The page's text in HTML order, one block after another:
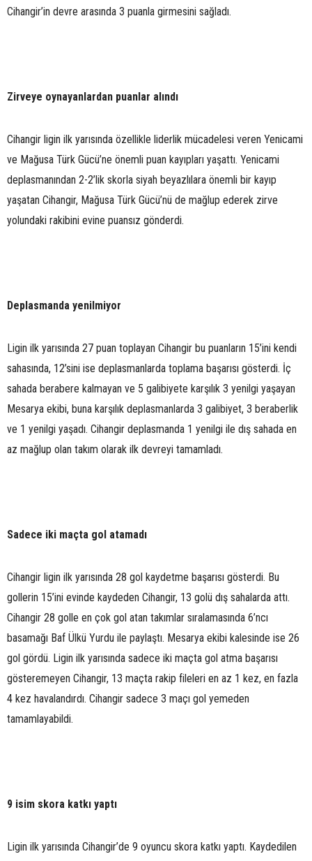
Cihangir’in devre arasında 3 puanla girmesini sağladı.
Zirveye oynayanlardan puanlar alındı
Cihangir ligin ilk yarısında özellikle liderlik mücadelesi veren Yenicami
ve Mağusa Türk Gücü’ne önemli puan kayıpları yaşattı. Yenicami
deplasmanından 2-2’lik skorla siyah beyazlılara önemli bir kayıp
yaşatan Cihangir, Mağusa Türk Gücü’nü de mağlup ederek zirve
yolundaki rakibini evine puansız gönderdi.
Deplasmanda yenilmiyor
Ligin ilk yarısında 27 puan toplayan Cihangir bu puanların 15’ini kendi
sahasında, 12’sini ise deplasmanlarda toplama başarısı gösterdi. İç
sahada berabere kalmayan ve 5 galibiyete karşılık 3 yenilgi yaşayan
Mesarya ekibi, buna karşılık deplasmanlarda 3 galibiyet, 3 beraberlik
ve 1 yenilgi yaşadı. Cihangir deplasmanda 1 yenilgi ile dış sahada en
az mağlup olan takım olarak ilk devreyi tamamladı.
Sadece iki maçta gol atamadı
Cihangir ligin ilk yarısında 28 gol kaydetme başarısı gösterdi. Bu
gollerin 15’ini evinde kaydeden Cihangir, 13 golü dış sahalarda attı.
Cihangir 28 golle en çok gol atan takımlar sıralamasında 6’ncı
basamağı Baf Ülkü Yurdu ile paylaştı. Mesarya ekibi kalesinde ise 26
gol gördü. Ligin ilk yarısında sadece iki maçta gol atma başarısı
gösteremeyen Cihangir, 13 maçta rakip fileleri en az 1 kez, en fazla
4 kez havalandırdı. Cihangir sadece 3 maçı gol yemeden
tamamlayabildi.
9 isim skora katkı yaptı
Ligin ilk yarısında Cihangir’de 9 oyuncu skora katkı yaptı. Kaydedilen